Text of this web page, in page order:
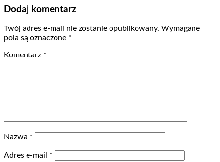
Dodaj komentarz
Twój adres e-mail nie zostanie opublikowany. Wymagane
pola są oznaczone *
Komentarz *
Nazwa *
Adres e-mail *